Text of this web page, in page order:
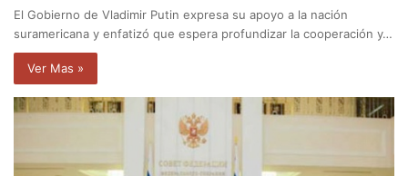
El Gobierno de Vladimir Putin expresa su apoyo a la nación
suramericana y enfatizó que espera profundizar la cooperación y…
Ver Mas »